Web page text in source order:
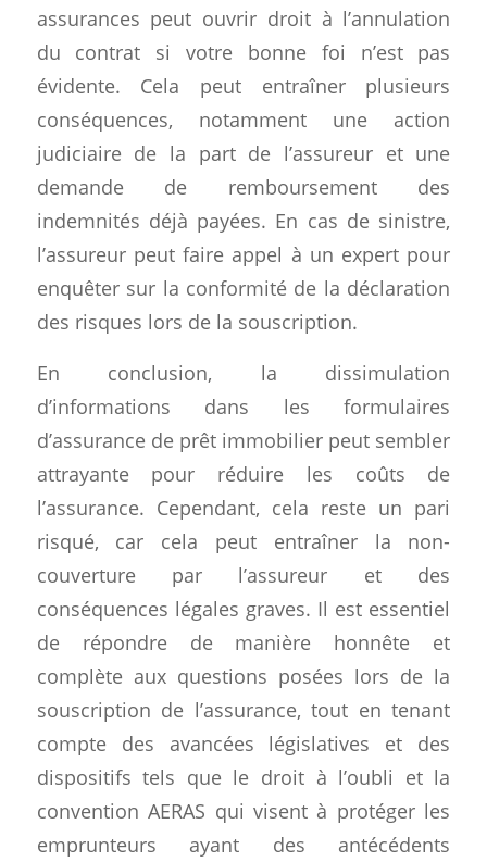
assurances peut ouvrir droit à l’annulation
du contrat si votre bonne foi n’est pas
évidente. Cela peut entraîner plusieurs
conséquences, notamment une action
judiciaire de la part de l’assureur et une
demande de remboursement des
indemnités déjà payées. En cas de sinistre,
l’assureur peut faire appel à un expert pour
enquêter sur la conformité de la déclaration
des risques lors de la souscription.
En conclusion, la dissimulation
d’informations dans les formulaires
d’assurance de prêt immobilier peut sembler
attrayante pour réduire les coûts de
l’assurance. Cependant, cela reste un pari
risqué, car cela peut entraîner la non-
couverture par l’assureur et des
conséquences légales graves. Il est essentiel
de répondre de manière honnête et
complète aux questions posées lors de la
souscription de l’assurance, tout en tenant
compte des avancées législatives et des
dispositifs tels que le droit à l’oubli et la
convention AERAS qui visent à protéger les
emprunteurs ayant des antécédents